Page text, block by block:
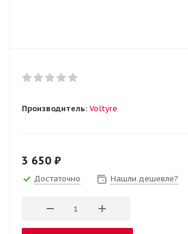
Производитель: Voltyre
3 650 ₽
Достаточно Нашли дешевле?